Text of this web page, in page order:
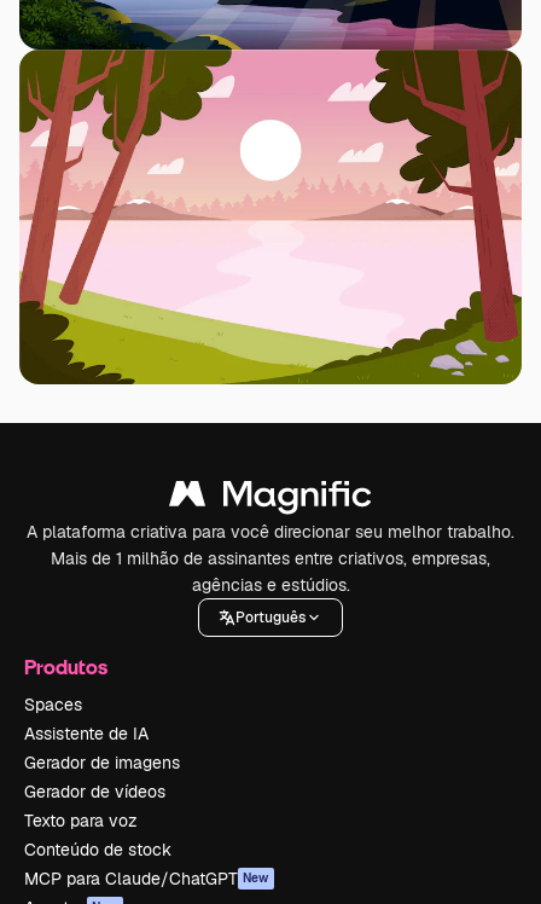
A plataforma criativa para você direcionar seu melhor trabalho.
Mais de 1 milhão de assinantes entre criativos, empresas,
agências e estúdios.
Português
Produtos
Spaces
Assistente de IA
Gerador de imagens
Gerador de vídeos
Texto para voz
Conteúdo de stock
MCP para Claude/ChatGPT New